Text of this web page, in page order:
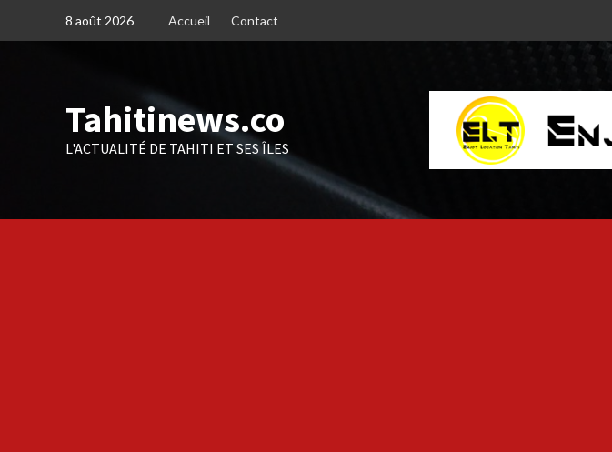
8 août 2026 Accueil Contact
Tahitinews.co
L'ACTUALITÉ DE TAHITI ET SES ÎLES